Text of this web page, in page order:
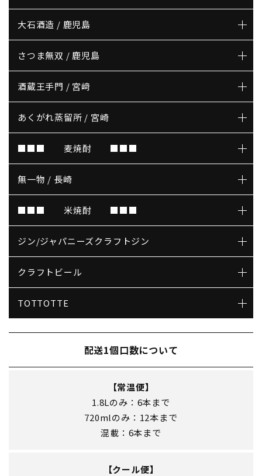
大石酒造 / 鹿児島
さつま無双 / 鹿児島
酒蔵王手門 / 宮﨑
あくがれ蒸留所 / 宮崎
■■■ 麦焼酎 ■■■
無一物 / 長崎
■■■ 米焼酎 ■■■
ジン/ジャパニーズクラフトジン
クラフトビール
TOTTOTTE
配送1個口数について
【常温便】
1.8Lのみ：6本まで
720mlのみ：12本まで
混載：6本まで
【クール便】